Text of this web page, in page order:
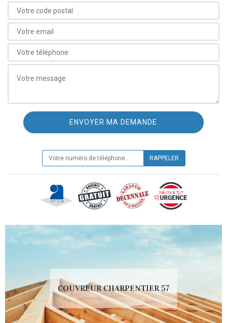
COUVREUR CHARPENTIER 57